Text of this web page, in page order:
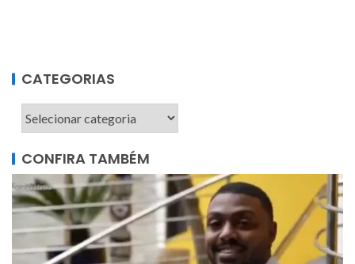
CATEGORIAS
CONFIRA TAMBÉM